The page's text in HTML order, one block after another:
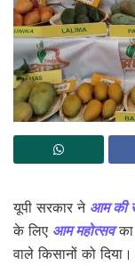
यूपी सरकार ने आम की
के लिए आम महोत्सवका
वाले किसानों को